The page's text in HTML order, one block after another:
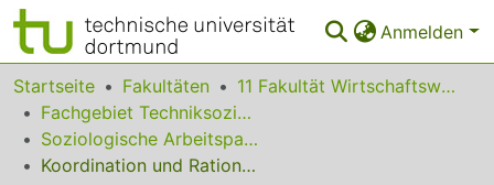
Anmelden
Bereiche & Sammlungen
Das gesamte Repositorium
Statistiken
Startseite Fakultäten
11 Fakultät Wirtschaftswissenschaften
Fachgebiet Techniksoziologie
Soziologische Arbeitspapiere
Koordination und Rationalität